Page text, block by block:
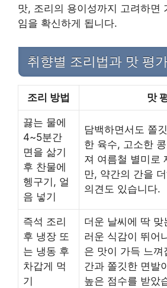
맛, 조리의 용이성까지 고려하면
임을 확신하게 됩니다.
취향별 조리법과 맛 평
조리 방법 맛
끓는 물에
4~5분간
면을 삶기
후 찬물에
헹구기, 얼
음 넣기
담백하면서도 쫄
한 육수, 고소한
져 여름철 별미로
만, 약간의 간을
의견도 있습니다.
즉석 조리
후 냉장 또
는 냉동 후
차갑게 먹
기
더운 날씨에 딱 맞
러운 식감이 뛰어
은 맛이 가득 느
간과 쫄깃한 면발
높은 점수를 받았